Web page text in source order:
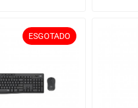
ESGOTADO